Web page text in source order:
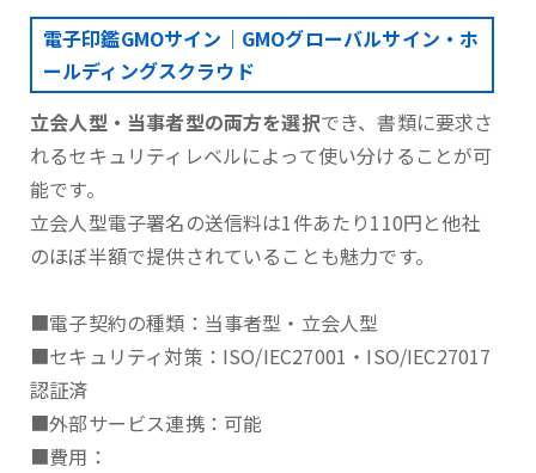
電子印鑑GMOサイン｜GMOグローバルサイン・ホ
ールディングスクラウド
立会人型・当事者型の両方を選択でき、書類に要求さ
れるセキュリティレベルによって使い分けることが可
能です。
⽴会⼈型電⼦署名の送信料は1件あたり110円と他社
のほぼ半額で提供されていることも魅力です。
■電子契約の種類：当事者型・立会人型
■セキュリティ対策：ISO/IEC27001・ISO/IEC27017
認証済
■外部サービス連携：可能
■費用：